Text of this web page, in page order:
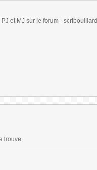
et MJ sur le forum - scribouillard
trouve